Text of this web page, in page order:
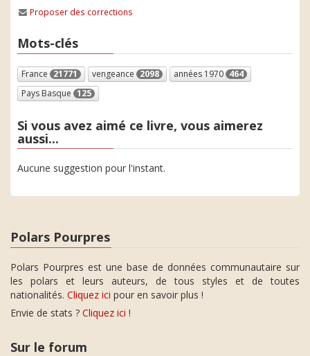
Proposer des corrections
Mots-clés
France 21771 vengeance 2098 années 1970 464
Pays Basque 125
Si vous avez aimé ce livre, vous aimerez
aussi...
Aucune suggestion pour l'instant.
Polars Pourpres
Polars Pourpres est une base de données communautaire sur
les polars et leurs auteurs, de tous styles et de toutes
nationalités. Cliquez ici pour en savoir plus !
Envie de stats ? Cliquez ici !
Sur le forum